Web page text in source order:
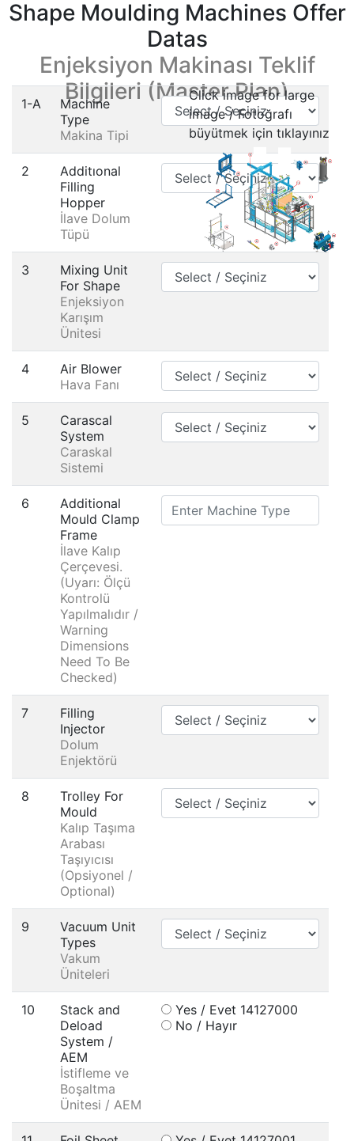
Shape Moulding Machines Offer
Datas
Enjeksiyon Makinası Teklif
Bilgileri (Master Plan)
1-A
Machine
Type
Makina Tipi
2
Additıonal
Filling
Hopper
İlave Dolum
Tüpü
3
Mixing Unit
For Shape
Enjeksiyon
Karışım
Ünitesi
4
Air Blower
Hava Fanı
5
Carascal
System
Caraskal
Sistemi
6
Additional
Mould Clamp
Frame
İlave Kalıp
Çerçevesi.
(Uyarı: Ölçü
Kontrolü
Yapılmalıdır /
Warning
Dimensions
Need To Be
Checked)
7
Filling
Injector
Dolum
Enjektörü
8
Trolley For
Mould
Kalıp Taşıma
Arabası
Taşıyıcısı
(Opsiyonel /
Optional)
9
Vacuum Unit
Types
Vakum
Üniteleri
10
Stack and
Deload
System /
AEM
İstifleme ve
Boşaltma
Ünitesi / AEM
Yes / Evet 14127000
No / Hayır
Click image for large
image / Fotoğrafı
büyütmek için tıklayınız